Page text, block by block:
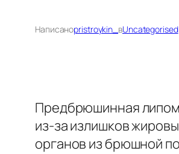
Написаноpristroykin_ вUncategorised
Предбрюшинная
из-за излишков
органов из брюшной